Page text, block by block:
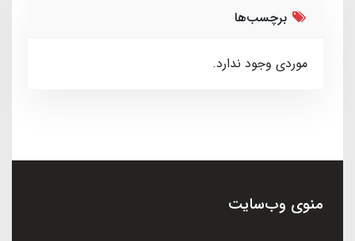
برچسب‌ها
موردی وجود ندارد.
منوی وب‌سایت